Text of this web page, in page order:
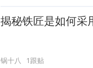
揭秘铁匠是如何采
锅十八 1跟贴